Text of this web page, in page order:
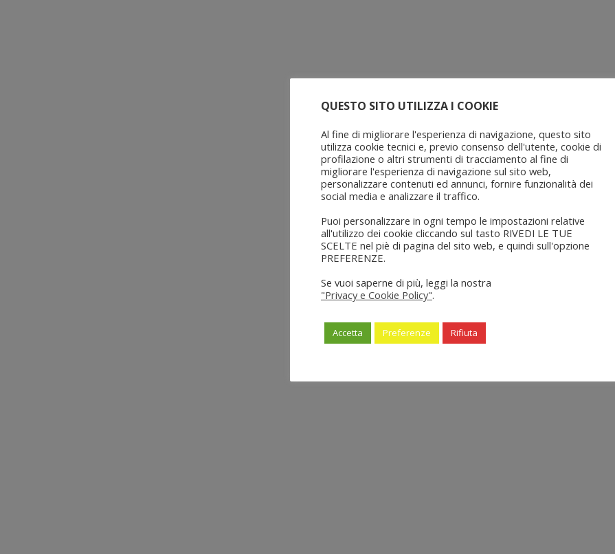
QUESTO SITO UTILIZZA I COOKIE
Al fine di migliorare l'esperienza di navigazione, questo sito
utilizza cookie tecnici e, previo consenso dell'utente, cookie di
profilazione o altri strumenti di tracciamento al fine di
migliorare l'esperienza di navigazione sul sito web,
personalizzare contenuti ed annunci, fornire funzionalità dei
social media e analizzare il traffico.
Puoi personalizzare in ogni tempo le impostazioni relative
all'utilizzo dei cookie cliccando sul tasto RIVEDI LE TUE
SCELTE nel piè di pagina del sito web, e quindi sull'opzione
PREFERENZE.
Se vuoi saperne di più, leggi la nostra
"Privacy e Cookie Policy".
Accetta Preferenze Rifiuta